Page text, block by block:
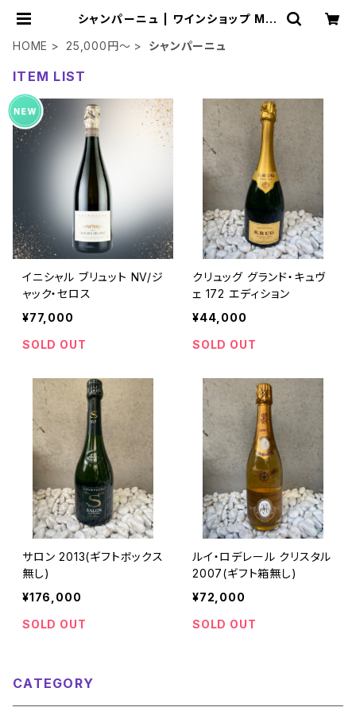
シャンパーニュ | ワインショップ Min
HOME
25,000円～ シャンパーニュ
ITEM LIST
イニシャル ブリュット NV/ジ
ャック・セロス
¥77,000
SOLD OUT
クリュッグ グランド・キュヴ
ェ 172 エディション
¥44,000
SOLD OUT
サロン 2013(ギフトボックス
無し)
¥176,000
SOLD OUT
ルイ・ロデレール クリスタル
2007(ギフト箱無し)
¥72,000
SOLD OUT
CATEGORY